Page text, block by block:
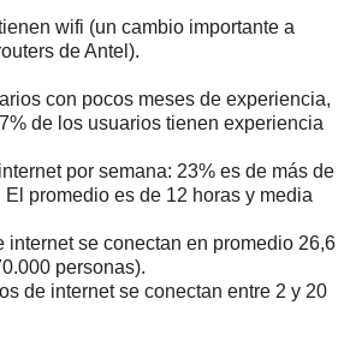
wifi (un cambio importante a
de Antel).
con pocos meses de experiencia,
de los usuarios tienen experiencia
por semana: 23% es de más de
promedio es de 12 horas y media
internet se conectan en promedio 26,6
personas).
de internet se conectan entre 2 y 20